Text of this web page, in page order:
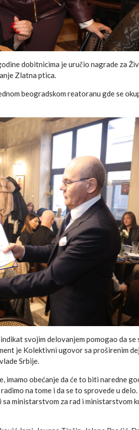
dobitnicima je uručio nagrade za
Zlatna ptica.
beogradskom reatoranu gde se
svojim delovanjem pomogao da se
je Kolektivni ugovor sa proširenim
Srbije.
imamo obećanje da će to biti naredne
na tome i da se to sprovede u delo.
ministarstvom za rad i ministarstvom